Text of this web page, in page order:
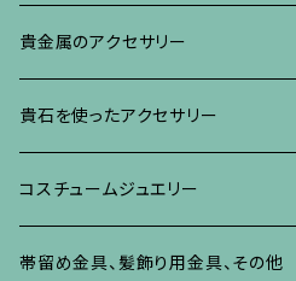
ブレスレット、その他
リング
ブレスレット、その他
イヤリング・ピアス
ブローチ
イヤリング、ピアス
水晶に蒔絵のアクセサリー
ブローチ
イヤリング、ピアス
朴の木やポプラに蒔絵のアクセサリー
ブローチ
イヤリング・ピアス
その他の蒔絵のアクセサリー
イヤリング、ピアス
ネックレス、ペンダント
リング
ブレスレット、バングル、その他
ブローチ
イヤリング、ピアス
ネックレス、ペンダント
リング
貴金属のアクセサリー
ブローチ
イヤリング、ピアス
ネックレス、ペンダント
貴石を使ったアクセサリー
ブローチ
イヤリング、ピアス
コスチュームジュエリー
ブローチ
帯留め金具、髪飾り用金具、その他